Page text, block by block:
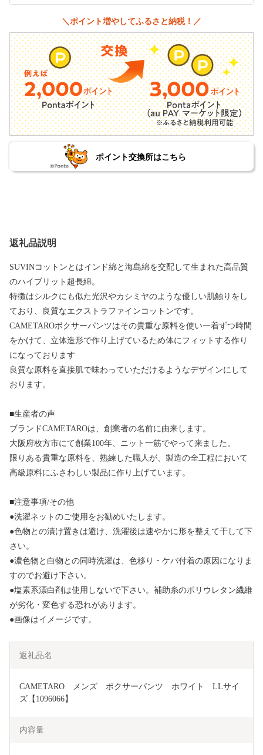
＼ポイント増やしてふるさと納税！／
ポイント交換所はこちら
返礼品説明
SUVINコットンとはインド綿と海島綿を交配して生まれた高品質
のハイブリット超長綿。
特徴はシルクにも似た光沢やカシミヤのような優しい肌触りをし
ており、良質なエクストラファインコットンです。
CAMETAROボクサーパンツはその貴重な原料を使い一着ずつ時間
をかけて、立体造形で作り上げているため体にフィットする作り
になっております
良質な原料を直接肌で味わっていただけるようなデザインにして
おります。
■生産者の声
ブランドCAMETAROは、創業者の名前に由来します。
大阪府枚方市にて創業100年、ニット一筋でやって来ました。
限りある貴重な原料を、熟練した職人が、製造の全工程において
高級原料にふさわしい製品に作り上げています。
■注意事項/その他
●洗濯ネットのご使用をお勧めいたします。
●色物との漬け置きは避け、洗濯後は速やかに形を整えて干して下
さい。
●濃色物と白物との同時洗濯は、色移り・ケバ付着の原因になりま
すのでお避け下さい。
●塩素系漂白剤は使用しないで下さい。補助糸のポリウレタン繊維
が劣化・変色する恐れがあります。
●画像はイメージです。
返礼品名
CAMETARO　メンズ　ボクサーパンツ　ホワイト　LLサイ
ズ【1096066】
内容量